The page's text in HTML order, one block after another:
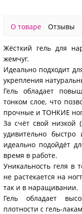
О товаре Отзывы
Жёсткий гель для
жемчуг.
Идеально подходит
укрепления
Гель обладает
тонком слое, что
прочные и ТОНКИЕ
За счёт свой низкой
удивительно быстро
идеально подойдёт
время в работе.
Уникальность геля в
не растекается на
так и в наращивании.
Гель обладает
плотности с гель-